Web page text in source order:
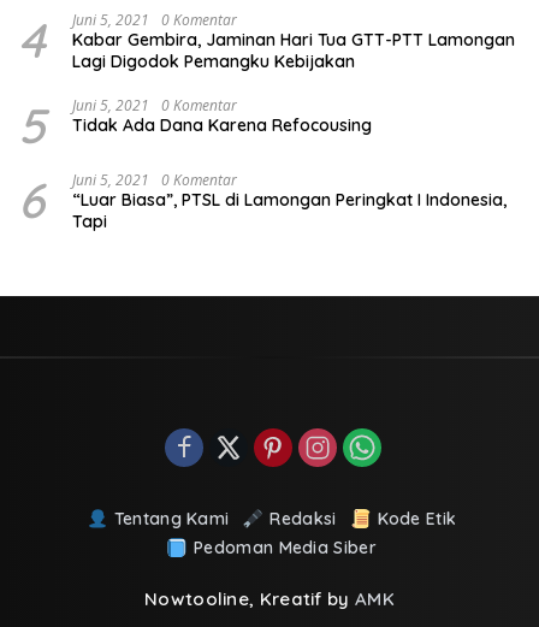
4 Juni 5, 2021 0 Komentar
Kabar Gembira, Jaminan Hari Tua GTT-PTT Lamongan
Lagi Digodok Pemangku Kebijakan
5 Juni 5, 2021 0 Komentar
Tidak Ada Dana Karena Refocousing
6 Juni 5, 2021 0 Komentar
“Luar Biasa”, PTSL di Lamongan Peringkat I Indonesia,
Tapi
Tentang Kami Redaksi
Kode Etik
Pedoman Media Siber
Nowtooline, Kreatif by AMK